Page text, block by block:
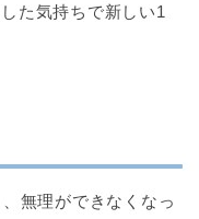
た気持ちで新しい1
無理ができなくなっ